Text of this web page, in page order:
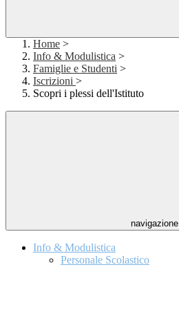
Home >
Info & Modulistica >
Famiglie e Studenti >
Iscrizioni >
Scopri i plessi dell'Istituto
navigazione
Info & Modulistica
Personale Scolastico